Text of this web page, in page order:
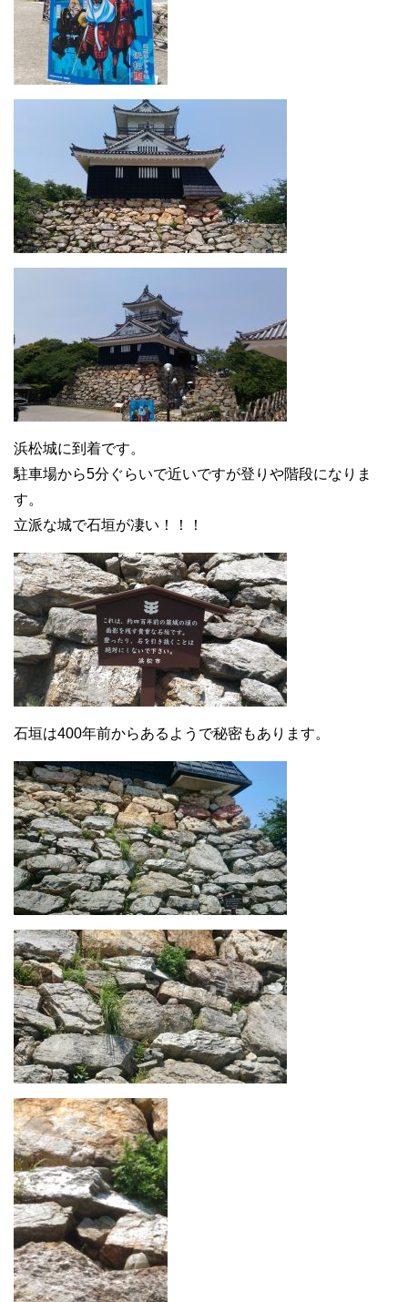
浜松城に到着です。
駐車場から5分ぐらいで近いですが登りや階段になりま
す。
立派な城で石垣が凄い！！！
石垣は400年前からあるようで秘密もあります。